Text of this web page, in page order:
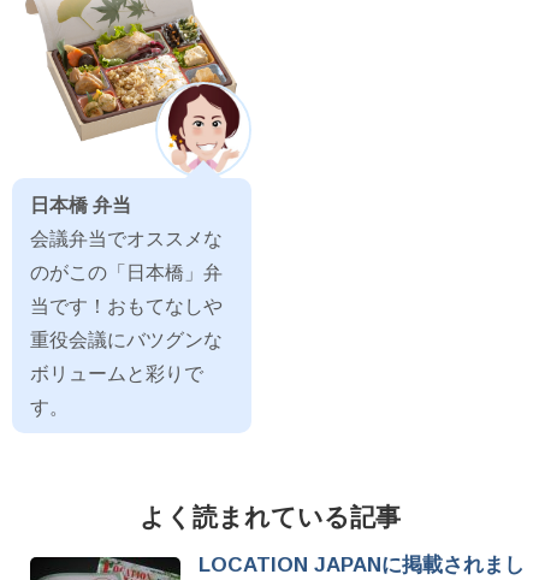
日本橋 弁当
会議弁当でオススメな
のがこの「日本橋」弁
当です！おもてなしや
重役会議にバツグンな
ボリュームと彩りで
す。
よく読まれている記事
LOCATION JAPANに掲載されまし